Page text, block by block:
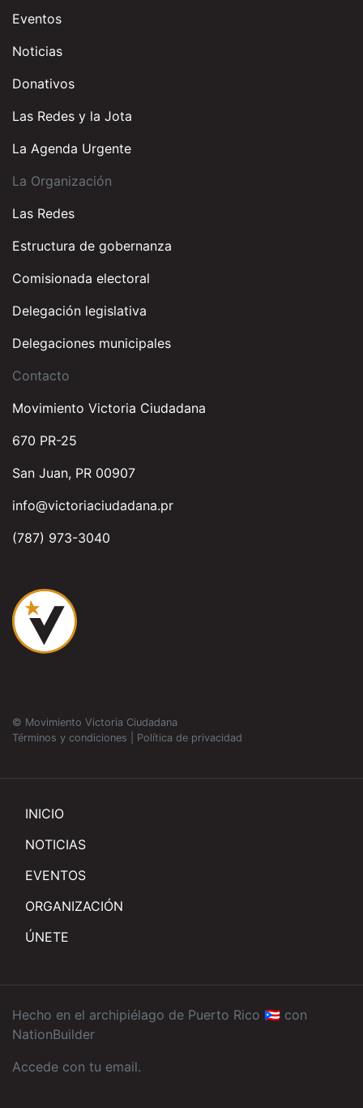
Eventos
Noticias
Donativos
Las Redes y la Jota
La Agenda Urgente
La Organización
Las Redes
Estructura de gobernanza
Comisionada electoral
Delegación legislativa
Delegaciones municipales
Contacto
Movimiento Victoria Ciudadana
670 PR-25
San Juan, PR 00907
info@victoriaciudadana.pr
(787) 973-3040
© Movimiento Victoria Ciudadana
Términos y condiciones
Política de privacidad
INICIO
NOTICIAS
EVENTOS
ORGANIZACIÓN
ÚNETE
Hecho en el archipiélago de Puerto Rico 🇵🇷 con
NationBuilder
Accede con tu email.